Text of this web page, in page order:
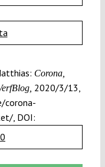
Corona,
2020/3/13,
corona-
, DOI: